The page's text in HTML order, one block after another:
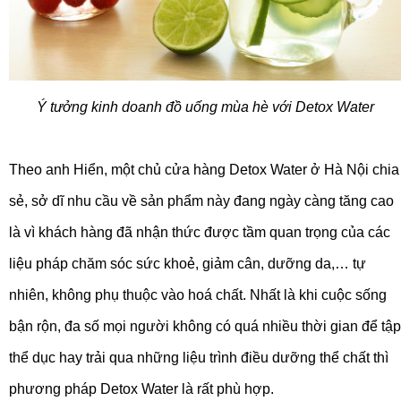
Ý tưởng kinh doanh đồ uống mùa hè với Detox Water
Theo anh Hiển, một chủ cửa hàng Detox Water ở Hà Nội chia
sẻ, sở dĩ nhu cầu về sản phẩm này đang ngày càng tăng cao
là vì khách hàng đã nhận thức được tầm quan trọng của các
liệu pháp chăm sóc sức khoẻ, giảm cân, dưỡng da,… tự
nhiên, không phụ thuộc vào hoá chất. Nhất là khi cuộc sống
bận rộn, đa số mọi người không có quá nhiều thời gian để tập
thể dục hay trải qua những liệu trình điều dưỡng thể chất thì
phương pháp Detox Water là rất phù hợp.